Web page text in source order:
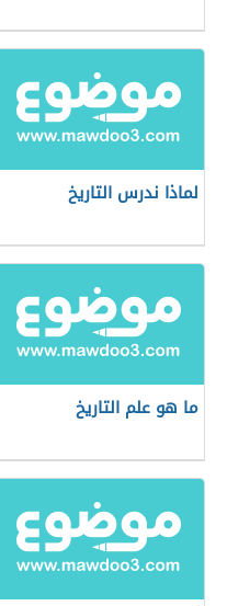
لماذا ندرس التاريخ
ما هو علم التاريخ